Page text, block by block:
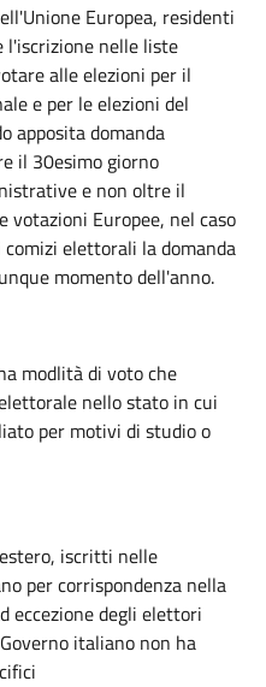
Europea, residenti
l'iscrizione nelle liste
alle elezioni per il
e per le elezioni del
apposita domanda
il 30esimo giorno
e non oltre il
votazioni Europee, nel caso
elettorali la domanda
momento dell'anno.
modlità di voto che
nello stato in cui
per motivi di studio o
iscritti nelle
per corrispondenza nella
eccezione degli elettori
italiano non ha